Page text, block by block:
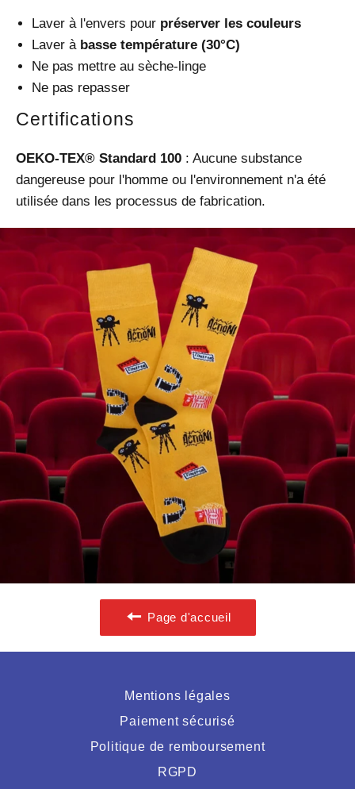
Laver à l'envers pour préserver les couleurs
Laver à basse température (30°C)
Ne pas mettre au sèche-linge
Ne pas repasser
Certifications
OEKO-TEX® Standard 100 : Aucune substance
dangereuse pour l'homme ou l'environnement n'a été
utilisée dans les processus de fabrication.
Page d'accueil
Mentions légales
Paiement sécurisé
Politique de remboursement
RGPD